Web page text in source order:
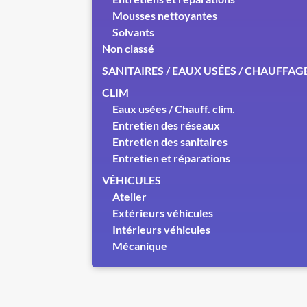
Mousses nettoyantes
Solvants
Non classé
SANITAIRES / EAUX USÉES /
CLIM
Eaux usées / Chauff. clim.
Entretien des réseaux
Entretien des sanitaires
Entretien et réparations
VÉHICULES
Atelier
Extérieurs véhicules
Intérieurs véhicules
Mécanique